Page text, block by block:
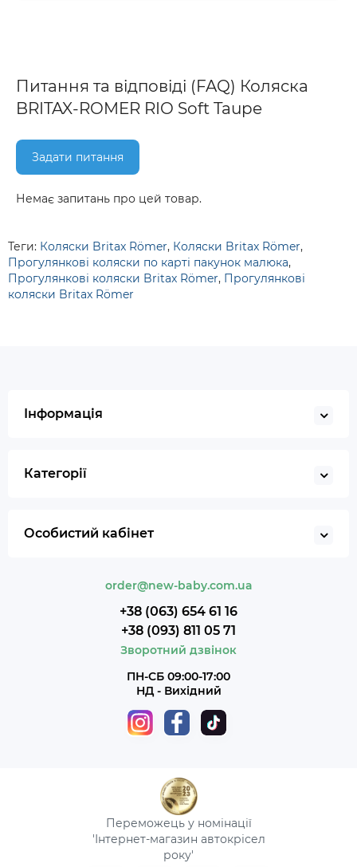
Питання та відповіді (FAQ) Коляска
BRITAX-ROMER RIO Soft Taupe
Задати питання
Немає запитань про цей товар.
Теги: Коляски Britax Römer, Коляски Britax Römer,
Прогулянкові коляски по карті пакунок малюка,
Прогулянкові коляски Britax Römer, Прогулянкові
коляски Britax Römer
Інформація
Категорії
Особистий кабінет
order@new-baby.com.ua
+38 (063) 654 61 16
+38 (093) 811 05 71
Зворотний дзвінок
ПН-СБ 09:00-17:00
НД - Вихідний
Переможець у номінації
'Інтернет-магазин автокрісел
року'